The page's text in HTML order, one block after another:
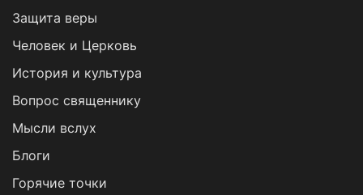
Защита веры
Человек и Церковь
История и культура
Вопрос священнику
Мысли вслух
Блоги
Горячие точки